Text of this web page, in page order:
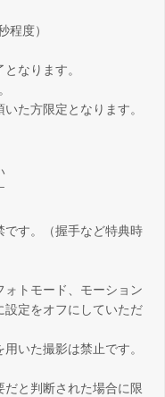
程度）
なります。
た方限定となります。
です。（握手など特典時
ォトモード、モーション
設定をオフにしていただ
いた撮影は禁止です。
だと判断された場合に限